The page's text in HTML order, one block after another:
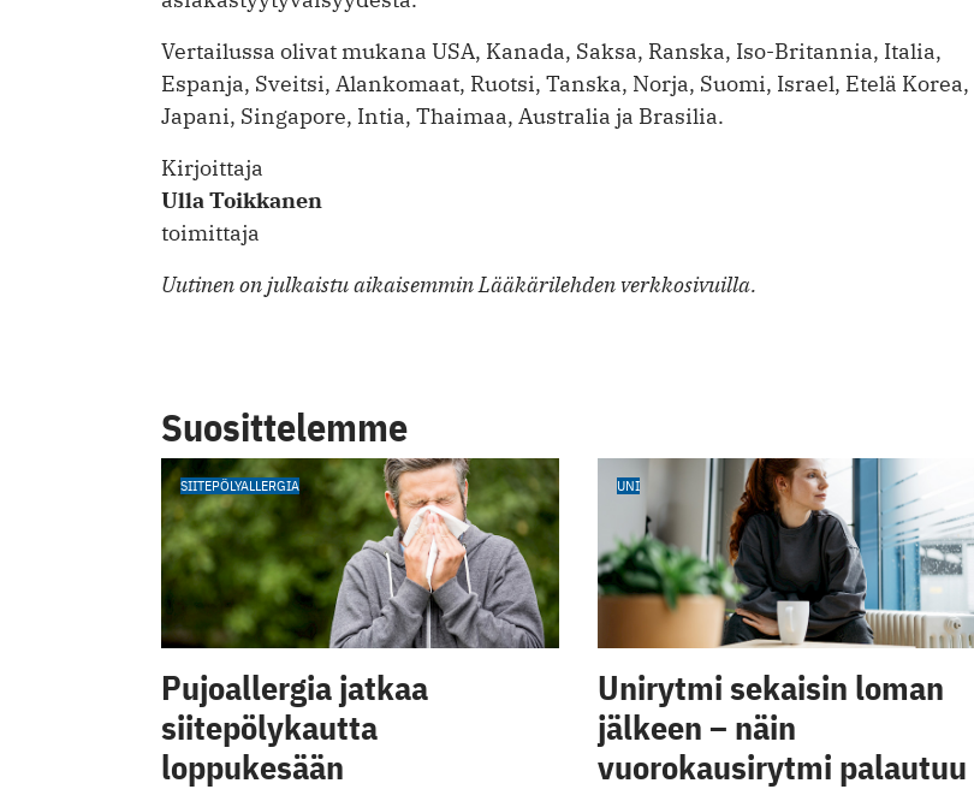
Vertailussa olivat mukana USA, Kanada, Saksa, Ranska, Iso-Britannia, Italia,
Espanja, Sveitsi, Alankomaat, Ruotsi, Tanska, Norja, Suomi, Israel, Etelä Korea,
Japani, Singapore, Intia, Thaimaa, Australia ja Brasilia.
Kirjoittaja
Ulla Toikkanen
toimittaja
Uutinen on julkaistu aikaisemmin Lääkärilehden verkkosivuilla.
Suosittelemme
SIITEPÖLYALLERGIA
Pujoallergia jatkaa
siitepölykautta
loppukesään
UNI
Unirytmi sekaisin loman
jälkeen – näin
vuorokausirytmi palautuu